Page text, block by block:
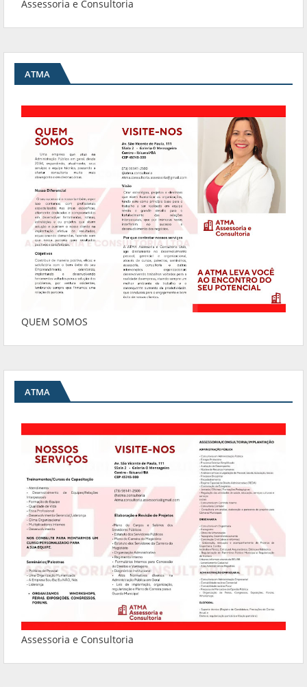
Assessoria e Consultoria
ATMA
QUEM SOMOS
ATMA
Assessoria e Consultoria